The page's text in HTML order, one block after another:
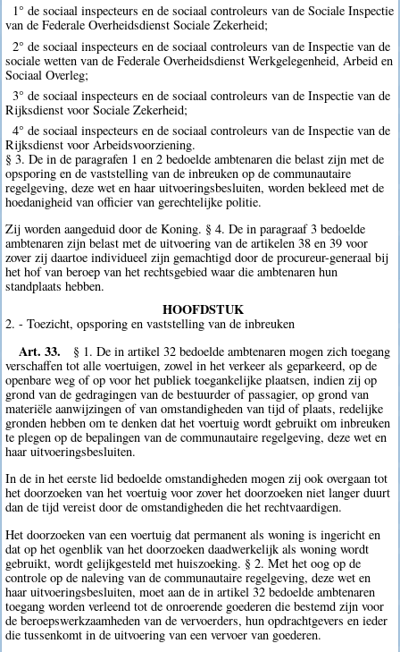
1° de sociaal inspecteurs en de sociaal controleurs van de Sociale Inspectie
van de Federale Overheidsdienst Sociale Zekerheid;
2° de sociaal inspecteurs en de sociaal controleurs van de Inspectie van de
sociale wetten van de Federale Overheidsdienst Werkgelegenheid, Arbeid en
Sociaal Overleg;
3° de sociaal inspecteurs en de sociaal controleurs van de Inspectie van de
Rijksdienst voor Sociale Zekerheid;
4° de sociaal inspecteurs en de sociaal controleurs van de Inspectie van de
Rijksdienst voor Arbeidsvoorziening.
§ 3. De in de paragrafen 1 en 2 bedoelde ambtenaren die belast zijn met de
opsporing en de vaststelling van de inbreuken op de communautaire
regelgeving, deze wet en haar uitvoeringsbesluiten, worden bekleed met de
hoedanigheid van officier van gerechtelijke politie.
Zij worden aangeduid door de Koning. § 4. De in paragraaf 3 bedoelde
ambtenaren zijn belast met de uitvoering van de artikelen 38 en 39 voor
zover zij daartoe individueel zijn gemachtigd door de procureur-generaal bij
het hof van beroep van het rechtsgebied waar die ambtenaren hun
standplaats hebben.
HOOFDSTUK
2. - Toezicht, opsporing en vaststelling van de inbreuken
Art. 33.
§ 1. De in artikel 32 bedoelde ambtenaren mogen zich toegang
verschaffen tot alle voertuigen, zowel in het verkeer als geparkeerd, op de
openbare weg of op voor het publiek toegankelijke plaatsen, indien zij op
grond van de gedragingen van de bestuurder of passagier, op grond van
materiële aanwijzingen of van omstandigheden van tijd of plaats, redelijke
gronden hebben om te denken dat het voertuig wordt gebruikt om inbreuken
te plegen op de bepalingen van de communautaire regelgeving, deze wet en
haar uitvoeringsbesluiten.
In de in het eerste lid bedoelde omstandigheden mogen zij ook overgaan tot
het doorzoeken van het voertuig voor zover het doorzoeken niet langer duurt
dan de tijd vereist door de omstandigheden die het rechtvaardigen.
Het doorzoeken van een voertuig dat permanent als woning is ingericht en
dat op het ogenblik van het doorzoeken daadwerkelijk als woning wordt
gebruikt, wordt gelijkgesteld met huiszoeking. § 2. Met het oog op de
controle op de naleving van de communautaire regelgeving, deze wet en
haar uitvoeringsbesluiten, moet aan de in artikel 32 bedoelde ambtenaren
toegang worden verleend tot de onroerende goederen die bestemd zijn voor
de beroepswerkzaamheden van de vervoerders, hun opdrachtgevers en ieder
die tussenkomt in de uitvoering van een vervoer van goederen.